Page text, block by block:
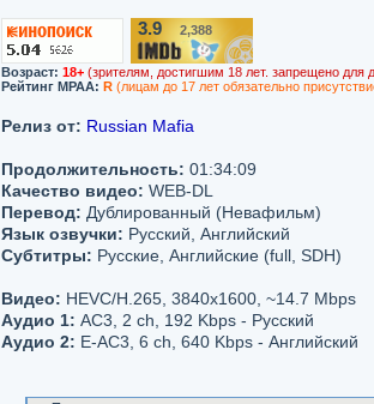
3.9 2,388
Возраст: 18+ (зрителям, достигшим 18 лет. запрещено для
Рейтинг MPAA: R (лицам до 17 лет обязательно
Релиз от: Russian Mafia
Продолжительность: 01:34:09
Качество видео: WEB-DL
Перевод: Дублированный (Невафильм)
Язык озвучки: Русский, Английский
Субтитры: Русские, Английские (full, SDH)
Видео: НЕVC/H.265, 3840x1600, ~14.7 Мbps
Аудио 1: AC3, 2 ch, 192 Kbps - Русский
Аудио 2: E-AC3, 6 ch, 640 Kbps - Английский